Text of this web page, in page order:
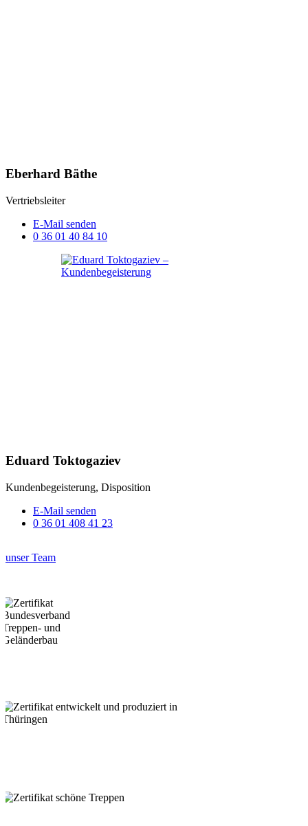
Eberhard Bäthe
Vertriebsleiter
E-Mail senden
0 36 01 40 84 10
Eduard Toktogaziev
Kundenbegeisterung, Disposition
E-Mail senden
0 36 01 408 41 23
unser Team